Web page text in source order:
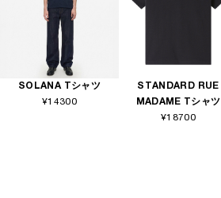
SOLANA Tシャツ
¥14300
STANDARD RUE
MADAME Tシャツ
¥18700